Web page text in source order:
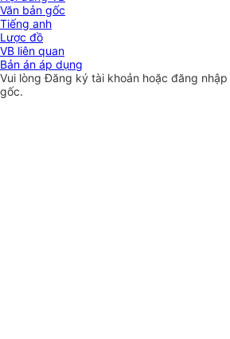
Văn bản gốc
Tiếng anh
Lược đồ
VB liên quan
Bản án áp dụng
Vui lòngĐăng ký tài khoản hoặc đăng nhập
gốc.